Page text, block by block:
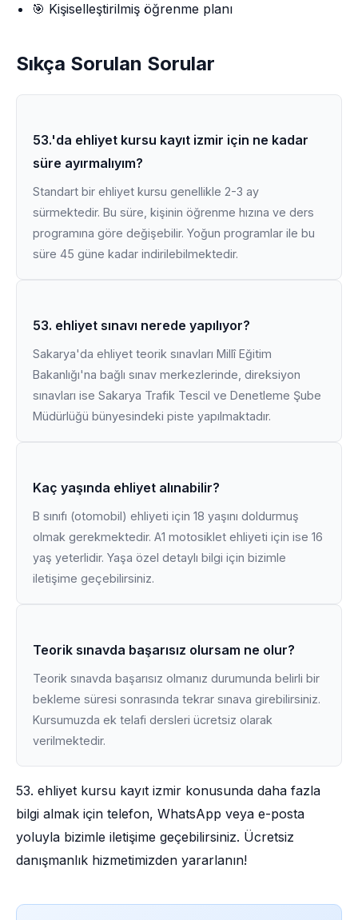
🎯 Kişiselleştirilmiş öğrenme planı
Sıkça Sorulan Sorular
53.'da ehliyet kursu kayıt izmir için ne kadar
süre ayırmalıyım?
Standart bir ehliyet kursu genellikle 2-3 ay
sürmektedir. Bu süre, kişinin öğrenme hızına ve ders
programına göre değişebilir. Yoğun programlar ile bu
süre 45 güne kadar indirilebilmektedir.
53. ehliyet sınavı nerede yapılıyor?
Sakarya'da ehliyet teorik sınavları Millî Eğitim
Bakanlığı'na bağlı sınav merkezlerinde, direksiyon
sınavları ise Sakarya Trafik Tescil ve Denetleme Şube
Müdürlüğü bünyesindeki piste yapılmaktadır.
Kaç yaşında ehliyet alınabilir?
B sınıfı (otomobil) ehliyeti için 18 yaşını doldurmuş
olmak gerekmektedir. A1 motosiklet ehliyeti için ise 16
yaş yeterlidir. Yaşa özel detaylı bilgi için bizimle
iletişime geçebilirsiniz.
Teorik sınavda başarısız olursam ne olur?
Teorik sınavda başarısız olmanız durumunda belirli bir
bekleme süresi sonrasında tekrar sınava girebilirsiniz.
Kursumuzda ek telafi dersleri ücretsiz olarak
verilmektedir.
53. ehliyet kursu kayıt izmir konusunda daha fazla
bilgi almak için telefon, WhatsApp veya e-posta
yoluyla bizimle iletişime geçebilirsiniz. Ücretsiz
danışmanlık hizmetimizden yararlanın!